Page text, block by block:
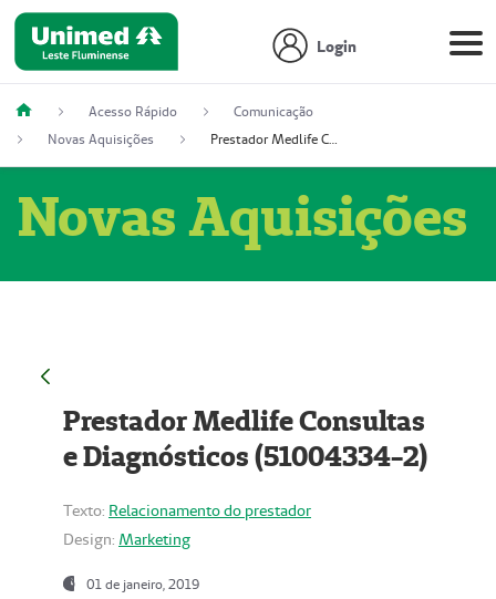
Login
Acesso Rápido
Comunicação
Novas Aquisições
Prestador Medlife Consultas e Diagnósticos (51004334-2)
Novas Aquisições
Prestador Medlife Consultas
e Diagnósticos (51004334-2)
Texto: Relacionamento do prestador
Design: Marketing
01 de janeiro, 2019